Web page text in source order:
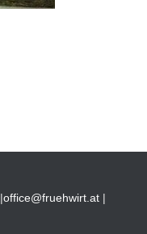
|office@fruehwirt.at|